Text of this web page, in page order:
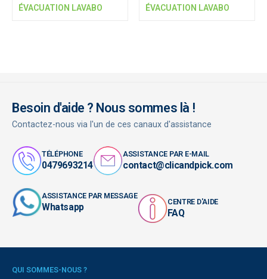
ÉVACUATION LAVABO ÉVACUATION LAVABO
Besoin d'aide ? Nous sommes là !
Contactez-nous via l'un de ces canaux d'assistance
TÉLÉPHONE
0479693214
ASSISTANCE PAR E-MAIL
contact@clicandpick.com
ASSISTANCE PAR MESSAGE
Whatsapp CENTRE D'AIDE
FAQ
QUI SOMMES-NOUS ?